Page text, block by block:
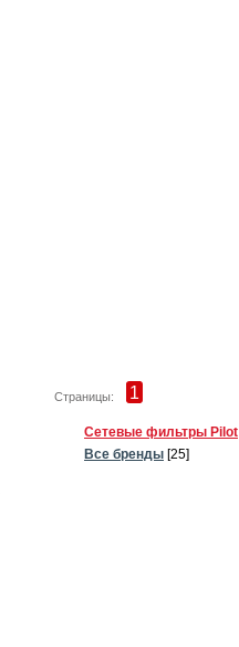
Страницы: 1
Сетевые фильтры Pilot
Все бренды [25]